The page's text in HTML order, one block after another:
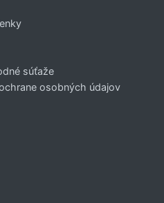
súťaže
osobných údajov